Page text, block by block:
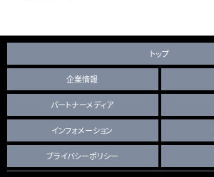
トップ
企業情報
パートナーメディア
インフォメーション
プライバシーポリシー